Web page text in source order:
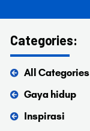
Categories:
All Categories
Gaya hidup
Inspirasi